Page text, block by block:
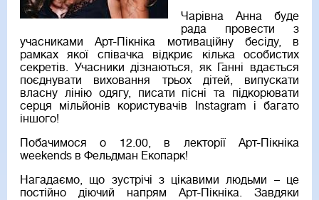
Чарівна Анна буде
рада провести з
учасниками Арт-Пікніка мотиваційну бесіду, в
рамках якої співачка відкриє кілька особистих
секретів. Учасники дізнаються, як Ганні вдається
поєднувати виховання трьох дітей, випускати
власну лінію одягу, писати пісні та підкорювати
серця мільйонів користувачів Instagram і багато
іншого!
Побачимося о 12.00, в лекторії Арт-Пікніка
weekends в Фельдман Екопарк!
Нагадаємо, що зустрічі з цікавими людьми – це
постійно діючий напрям Арт-Пікніка. Завдяки